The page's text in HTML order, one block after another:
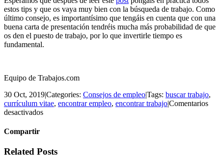
estos tips y que os vaya muy bien con la búsqueda de trabajo. Como
último consejo, es importantísimo que tengáis en cuenta que con una
buena carta de presentación tendréis mucha más probabilidad de que
os den el puesto de trabajo, por lo que invertirle tiempo es
fundamental.
Equipo de Trabajos.com
30 Oct, 2019|Categories: Consejos de empleo|Tags: buscar trabajo,
currículum vitae, encontrar empleo, encontrar trabajo|Comentarios
desactivadosen
carta
Compartir
Facebook
Twitter
LinkedIn
Email
Related Posts